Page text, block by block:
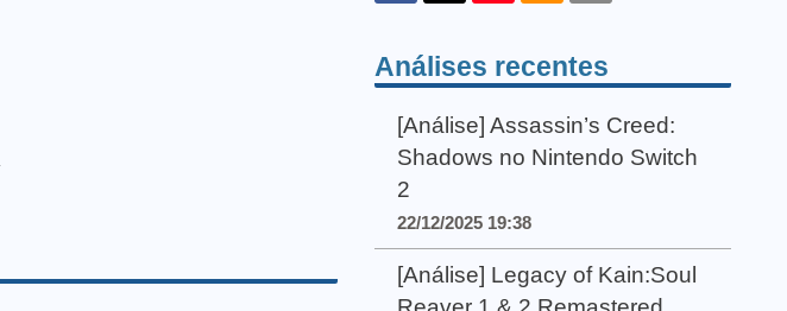
Análises recentes
[Análise] Assassin’s Creed:
Shadows no Nintendo Switch
2
22/12/2025 19:38
[Análise] Legacy of Kain:Soul